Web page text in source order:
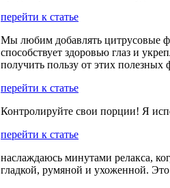
перейти к статье
Мы любим добавлять цитрусовые
способствует здоровью глаз и
получить пользу от этих полезных
перейти к статье
Контролируйте свои порции! Я
перейти к статье
наслаждаюсь минутами релакса,
гладкой, румяной и ухоженной.